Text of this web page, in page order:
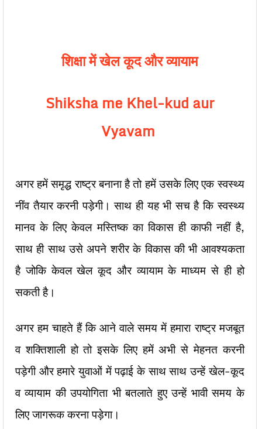
शिक्षा में खेल कूद और व्यायाम
Shiksha me Khel-kud aur
Vyavam
अगर हमें समृद्ध राष्ट्र बनाना है तो हमें उसके लिए एक स्वस्थ्य
नींव तैयार करनी पड़ेगी। साथ ही यह भी सच है कि स्वस्थ्य
मानव के लिए केवल मस्तिष्क का विकास ही काफी नहीं है,
साथ ही साथ उसे अपने शरीर के विकास की भी आवश्यकता
है जोकि केवल खेल कूद और व्यायाम के माध्यम से ही हो
सकती है।
अगर हम चाहते हैं कि आने वाले समय में हमारा राष्ट्र मजबूत
व शक्तिशाली हो तो इसके लिए हमें अभी से मेहनत करनी
पड़ेगी और हमारे युवाओं में पढ़ाई के साथ साथ उन्हें खेल-कूद
व व्यायाम की उपयोगिता भी बतलाते हुए उन्हें भावी समय के
लिए जागरूक करना पड़ेगा।